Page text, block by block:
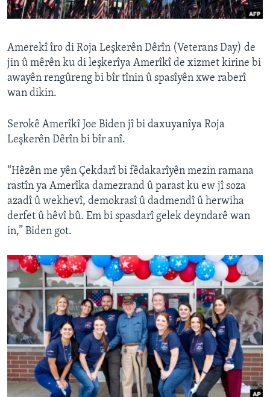
ÇAND Û HUNER
SORANÎ
Learning English
FOLLOW US
Zimanên Din
Amerekî îro di Roja Leşkerên Dêrîn (Veterans Day) de
jin û mêrên ku di leşkerîya Amerîkî de xizmet kirine bi
awayên rengûreng bi bîr tînin û spasîyên xwe raberî
wan dikin.
Serokê Amerîkî Joe Biden jî bi daxuyanîya Roja
Leşkerên Dêrîn bi bîr anî.
“Hêzên me yên Çekdarî bi fêdakarîyên mezin ramana
rastîn ya Amerîka damezrand û parast ku ew jî soza
azadî û wekhevî, demokrasî û dadmendî û herwiha
derfet û hêvî bû. Em bi spasdarî gelek deyndarê wan
in,” Biden got.